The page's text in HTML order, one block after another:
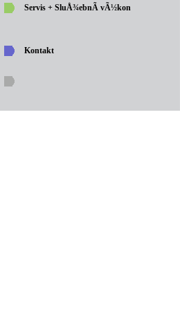
Servis + SluÅ¾ebnÃ­ vÃ½kon
Kontakt